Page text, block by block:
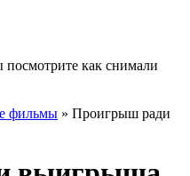
как снимали
фильмы » Проигрыш ради